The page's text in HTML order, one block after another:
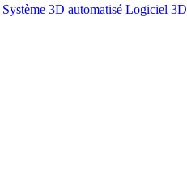
Système 3D automatisé Logiciel 3D